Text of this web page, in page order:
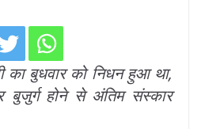
का बुधवार को निधन हुआ था,
बुजुर्ग होने से अंतिम संस्कार